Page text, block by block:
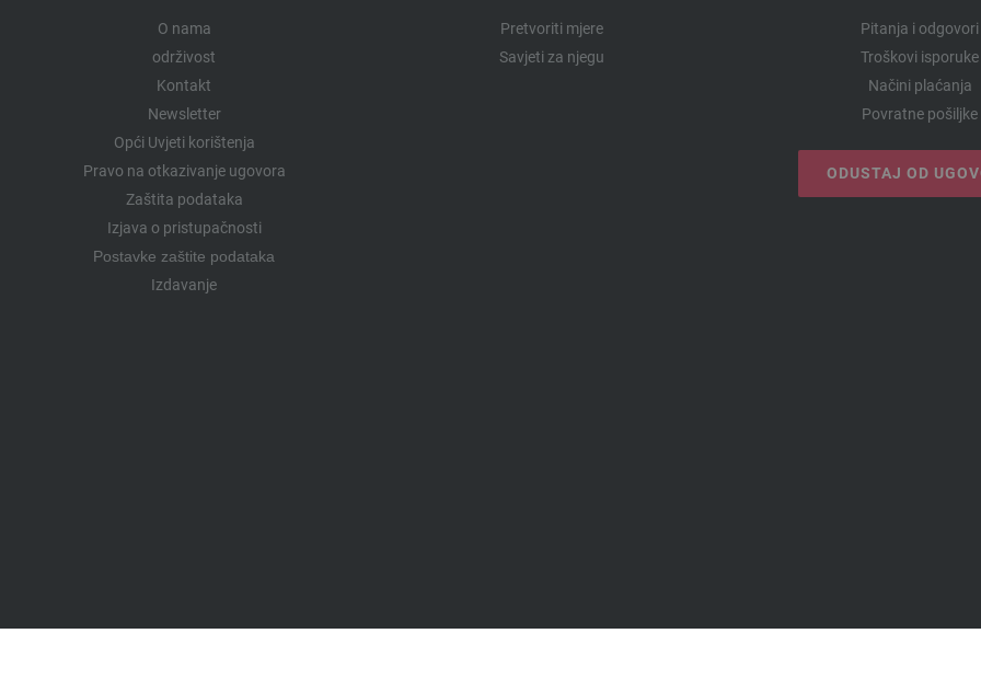
O nama
održivost
Kontakt
Newsletter
Opći Uvjeti korištenja
Pravo na otkazivanje ugovora
Zaštita podataka
Izjava o pristupačnosti
Postavke zaštite podataka
Izdavanje
Pretvoriti mjere
Savjeti za njegu
Pitanja i odgovori
Troškovi isporuke
Načini plaćanja
Povratne pošiljke
ODUSTAJ OD